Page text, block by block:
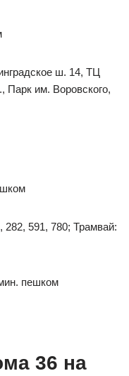
ш. 14, ТЦ
Парк им. Воровского,
282, 591, 780; Трамвай:
пешком
36 на